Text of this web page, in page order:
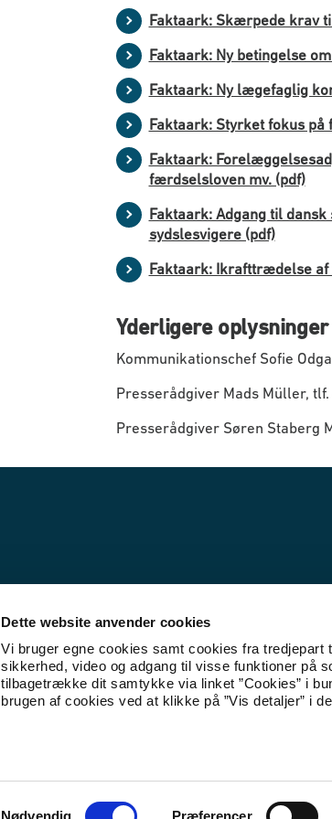
Dette website anvender cookies
Vi bruger egne cookies samt cookies fra
sikkerhed, video og adgang til visse funktioner på
tilbagetrække dit samtykke via linket ”Cookies” i
brugen af cookies ved at klikke på ”Vis detaljer” i
Nødvendig Præferencer
Faktaark: Skærpede krav
Faktaark: Ny betingelse
Faktaark: Ny lægefaglig
Faktaark: Styrket fokus
Faktaark:
færdselsloven mv. (pdf)
Faktaark: Adgang til
sydslesvigere (pdf)
Faktaark: Ikrafttrædelse af
Yderligere oplysninger
Kommunikationschef Sofie
Presserådgiver Mads Müller, tlf.
Presserådgiver Søren Staberg